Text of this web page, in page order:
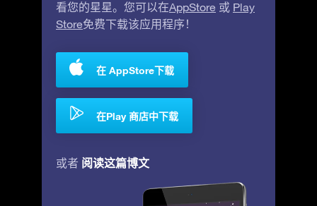
看您的星星。您可以在AppStore 或 Play
Store免费下载该应用程序！
在 AppStore下载
在Play 商店中下载
或者 阅读这篇博文